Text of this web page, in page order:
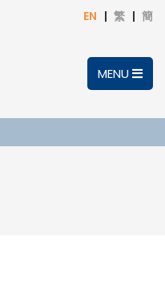
EN 繁 簡
MENU